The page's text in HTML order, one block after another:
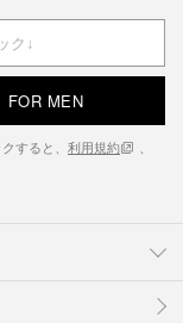
FOR MEN
すると、 利用規約
、